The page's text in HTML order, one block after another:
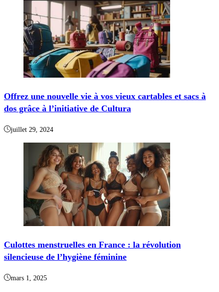
Offrez une nouvelle vie à vos vieux cartables et sacs à
dos grâce à l’initiative de Cultura
juillet 29, 2024
Culottes menstruelles en France : la révolution
silencieuse de l’hygiène féminine
mars 1, 2025